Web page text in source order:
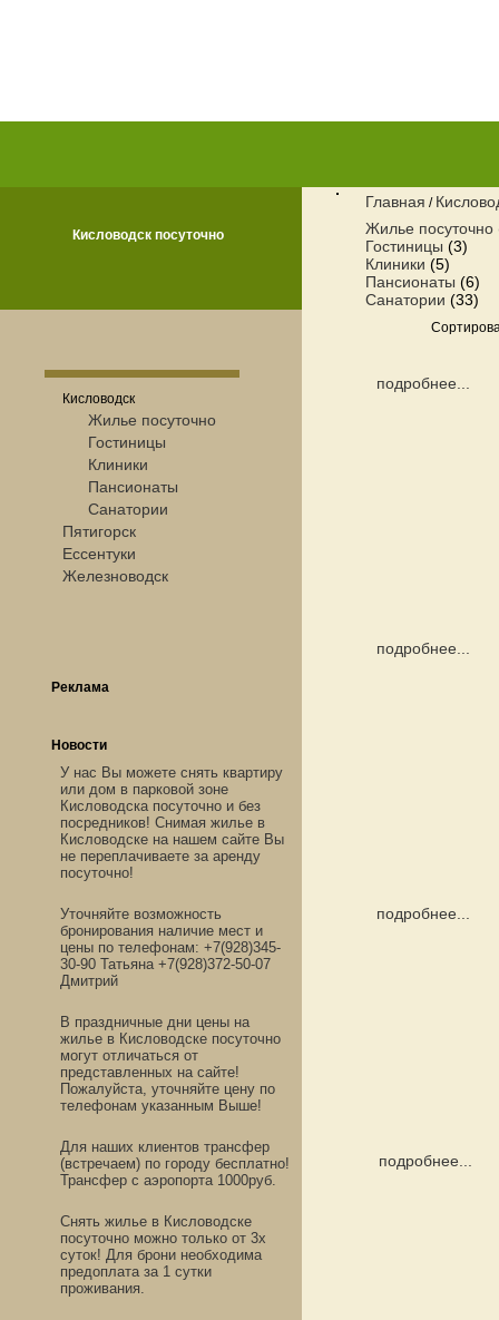
Кисловодск посуточно
Главная /
Жилье посуточно
Гостиницы (3)
Клиники (5)
Пансионаты (6)
Санатории (33)
подробнее...
подробнее...
подробнее...
подробнее...
Кисловодск
Жилье посуточно
Гостиницы
Клиники
Пансионаты
Санатории
Пятигорск
Ессентуки
Железноводск
Реклама
Новости
У нас Вы можете снять квартиру
или дом в парковой зоне
Кисловодска посуточно и без
посредников! Снимая жилье в
Кисловодске на нашем сайте Вы
не переплачиваете за аренду
посуточно!
Уточняйте возможность
бронирования наличие мест и
цены по телефонам: +7(928)345-
30-90 Татьяна +7(928)372-50-07
Дмитрий
В праздничные дни цены на
жилье в Кисловодске посуточно
могут отличаться от
представленных на сайте!
Пожалуйста, уточняйте цену по
телефонам указанным Выше!
Для наших клиентов трансфер
(встречаем) по городу бесплатно!
Трансфер с аэропорта 1000руб.
Снять жилье в Кисловодске
посуточно можно только от 3х
суток! Для брони необходима
предоплата за 1 сутки
проживания.